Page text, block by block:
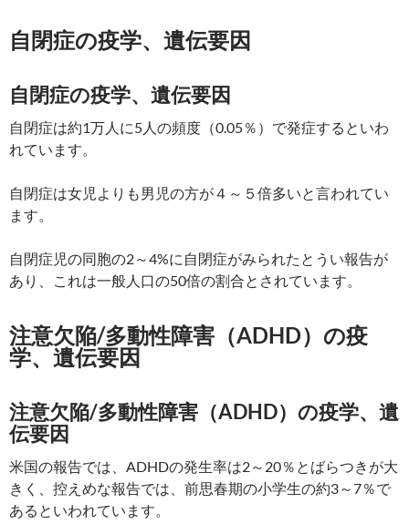
自閉症の疫学、遺伝要因
自閉症の疫学、遺伝要因
自閉症は約1万人に5人の頻度（0.05％）で発症するといわ
れています。
自閉症は女児よりも男児の方が４～５倍多いと言われてい
ます。
自閉症児の同胞の2～4%に自閉症がみられたとうい報告が
あり、これは一般人口の50倍の割合とされています。
注意欠陥/多動性障害（ADHD）の疫
学、遺伝要因
注意欠陥/多動性障害（ADHD）の疫学、遺
伝要因
米国の報告では、ADHDの発生率は2～20％とばらつきが大
きく、控えめな報告では、前思春期の小学生の約3～7％で
あるといわれています。